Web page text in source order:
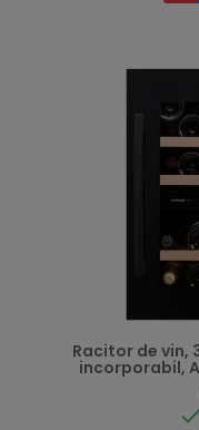
Racitor de vin,
incorporabil,